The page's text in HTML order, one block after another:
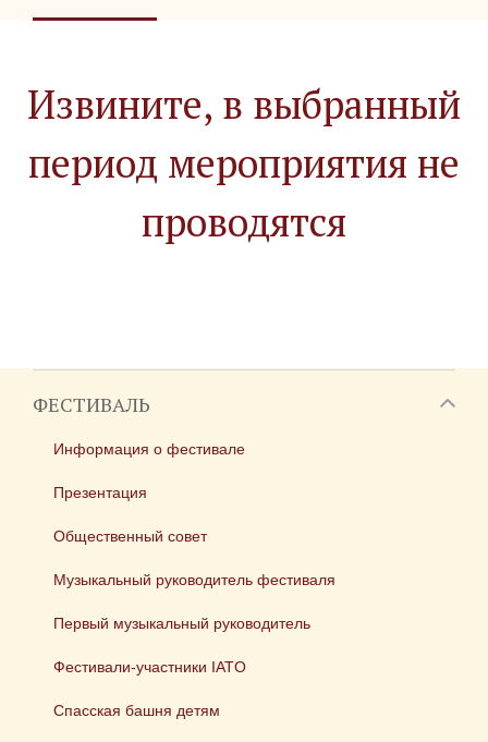
Извините, в выбранный
период мероприятия не
проводятся
ФЕСТИВАЛЬ
Информация о фестивале
Презентация
Общественный совет
Музыкальный руководитель фестиваля
Первый музыкальный руководитель
Фестивали-участники IATO
Спасская башня детям